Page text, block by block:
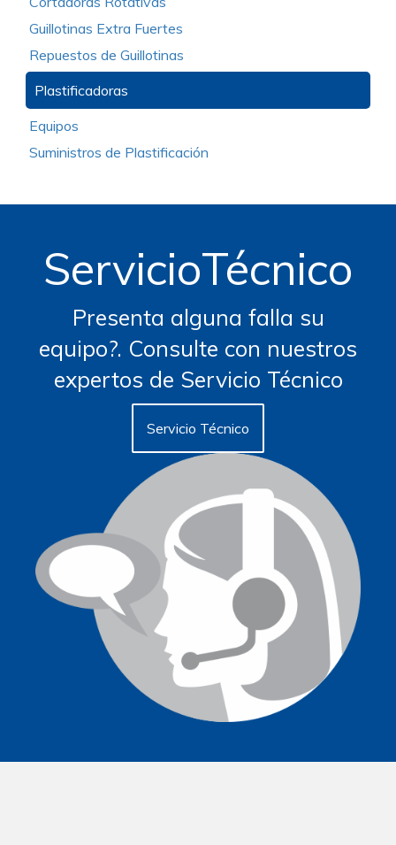
Guillotinas Extra Fuertes
Repuestos de Guillotinas
Plastificadoras
Equipos
Suministros de Plastificación
ServicioTécnico
Presenta alguna falla su
equipo?. Consulte con nuestros
expertos de Servicio Técnico
Servicio Técnico